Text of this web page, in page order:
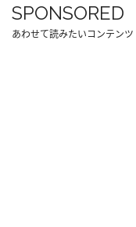
SPONSORED
あわせて読みたいコンテンツ